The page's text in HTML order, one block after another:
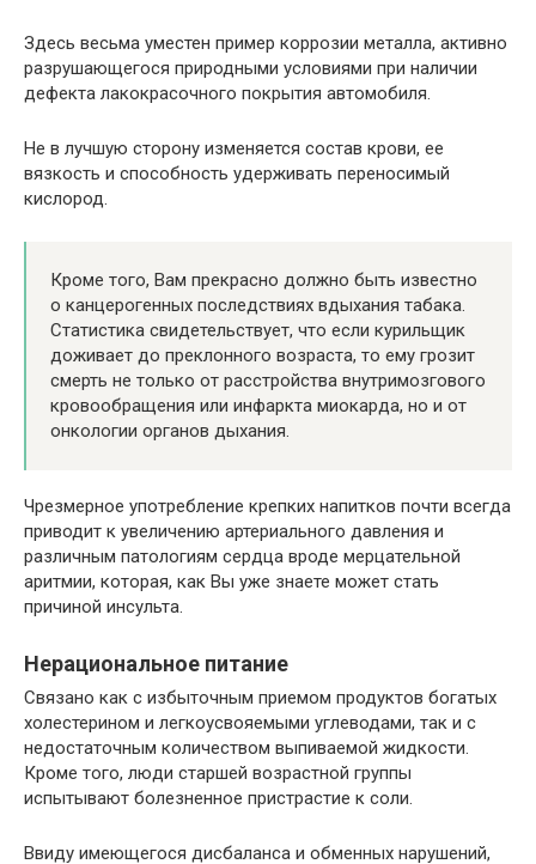
Здесь весьма уместен пример коррозии металла, активно
разрушающегося природными условиями при наличии
дефекта лакокрасочного покрытия автомобиля.
Не в лучшую сторону изменяется состав крови, ее
вязкость и способность удерживать переносимый
кислород.
Кроме того, Вам прекрасно должно быть известно
о канцерогенных последствиях вдыхания табака.
Статистика свидетельствует, что если курильщик
доживает до преклонного возраста, то ему грозит
смерть не только от расстройства внутримозгового
кровообращения или инфаркта миокарда, но и от
онкологии органов дыхания.
Чрезмерное употребление крепких напитков почти всегда
приводит к увеличению артериального давления и
различным патологиям сердца вроде мерцательной
аритмии, которая, как Вы уже знаете может стать
причиной инсульта.
Нерациональное питание
Связано как с избыточным приемом продуктов богатых
холестерином и легкоусвояемыми углеводами, так и с
недостаточным количеством выпиваемой жидкости.
Кроме того, люди старшей возрастной группы
испытывают болезненное пристрастие к соли.
Ввиду имеющегося дисбаланса и обменных нарушений,